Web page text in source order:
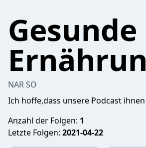
Gesunde
NAR SO
Ich hoffe,dass unsere Podcast
Anzahl der Folgen: 1
Letzte Folgen: 2021-04-22